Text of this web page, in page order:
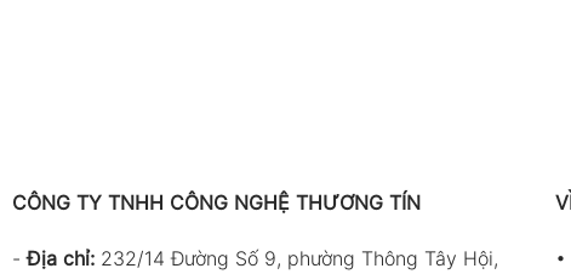
CÔNG TY TNHH CÔNG NGHỆ THƯƠNG TÍN
-Địa chỉ: 232/14 Đường Số 9, phường Thông Tây Hội,
•